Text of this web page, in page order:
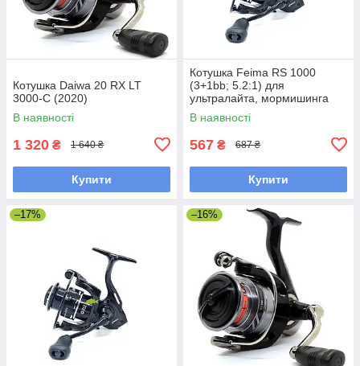
Котушка Daiwa 20 RX LT
3000-C (2020)
В наявності
1 320 ₴ 1 640 ₴
Купити
Котушка Feima RS 1000
(3+1bb; 5.2:1) для
ультралайта, мормишинга
В наявності
567 ₴ 687 ₴
Купити
–17% –16%